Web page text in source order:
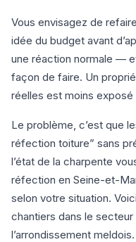
Vous envisagez de
idée du budget avant
une réaction normale —
façon de faire. Un
réelles est moins
Le problème, c’est que
réfection toiture” sans
l’état de la charpente
réfection en Seine-et-
selon votre situation.
chantiers dans le
l’arrondissement meldois.